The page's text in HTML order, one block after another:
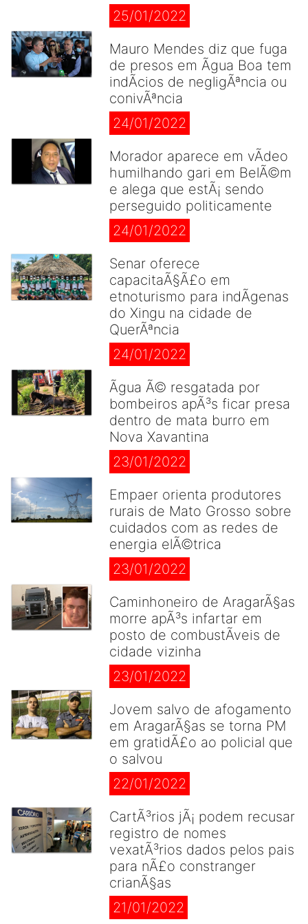
25/01/2022
Mauro Mendes diz que fuga
de presos em Ãgua Boa tem
indÃ­cios de negligÃªncia ou
conivÃªncia
24/01/2022
Morador aparece em vÃ­deo
humilhando gari em BelÃ©m
e alega que estÃ¡ sendo
perseguido politicamente
24/01/2022
Senar oferece
capacitaÃ§Ã£o em
etnoturismo para indÃ­genas
do Xingu na cidade de
QuerÃªncia
24/01/2022
Ãgua Ã© resgatada por
bombeiros apÃ³s ficar presa
dentro de mata burro em
Nova Xavantina
23/01/2022
Empaer orienta produtores
rurais de Mato Grosso sobre
cuidados com as redes de
energia elÃ©trica
23/01/2022
Caminhoneiro de AragarÃ§as
morre apÃ³s infartar em
posto de combustÃ­veis de
cidade vizinha
23/01/2022
Jovem salvo de afogamento
em AragarÃ§as se torna PM
em gratidÃ£o ao policial que
o salvou
22/01/2022
CartÃ³rios jÃ¡ podem recusar
registro de nomes
vexatÃ³rios dados pelos pais
para nÃ£o constranger
crianÃ§as
21/01/2022